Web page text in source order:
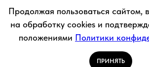
© 2013-2026 ООО «СЛТ Решения» 1С
1137746773889, ИНН 7727812791, г. Москва,
Информация на сайте носит справочный
Продолжая пользоваться сайтом,
на обработку cookies и
положениями Политики
ПРИНЯТЬ